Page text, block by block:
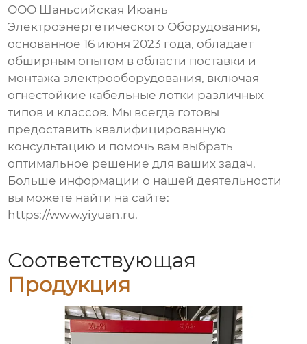
ООО Шаньсийская Июань
Электроэнергетического Оборудования,
основанное 16 июня 2023 года, обладает
обширным опытом в области поставки и
монтажа электрооборудования, включая
огнестойкие кабельные лотки различных
типов и классов. Мы всегда готовы
предоставить квалифицированную
консультацию и помочь вам выбрать
оптимальное решение для ваших задач.
Больше информации о нашей деятельности
вы можете найти на сайте:
https://www.yiyuan.ru.
Соответствующая
Продукция